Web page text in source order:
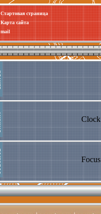
Стартовая страница
Карта сайта
mail
Clock
Focus